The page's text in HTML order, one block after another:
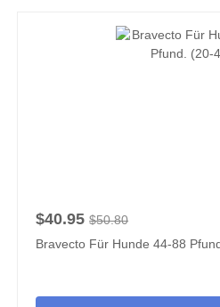
$40.95 $50.80
Bravecto Für Hunde 44-88